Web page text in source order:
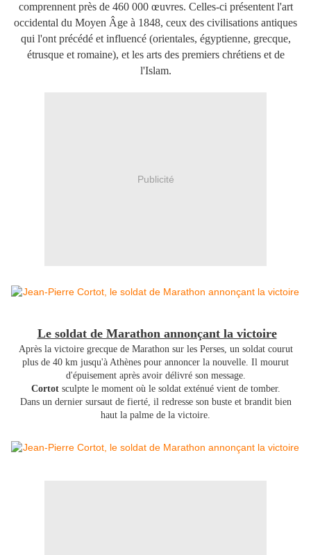
comprennent près de 460 000 œuvres. Celles-ci présentent l'art
occidental du Moyen Âge à 1848, ceux des civilisations antiques
qui l'ont précédé et influencé (orientales, égyptienne, grecque,
étrusque et romaine), et les arts des premiers chrétiens et de
l'Islam.
Publicité
Le soldat de Marathon annonçant la victoire
Après la victoire grecque de Marathon sur les Perses, un soldat courut
plus de 40 km jusqu'à Athènes pour annoncer la nouvelle. Il mourut
d'épuisement après avoir délivré son message.
Cortotsculpte le moment où le soldat exténué vient de tomber.
Dans un dernier sursaut de fierté, il redresse son buste et brandit bien
haut la palme de la victoire.